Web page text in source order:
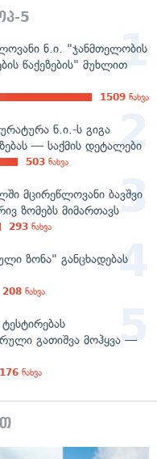
5
ნ.ი. "ჯანმთელობის
წაქეზების" მუხლით
1509 ნახვა
ნ.ი.-ს გიგა
— საქმის დეტალები
503 ნახვა
მცირეწლოვანი ბავშვი
ზომებს მიმართავს
293 ნახვა
ზონა" განცხადებას
208 ნახვა
გათიშვა მოჰყვა —
176 ნახვა